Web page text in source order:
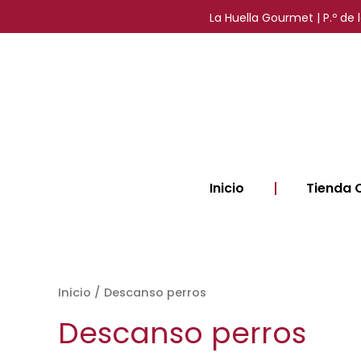
al
La Huella Gourmet | P.º
Inicio Tienda
Inicio / Descanso perros
Descanso perros